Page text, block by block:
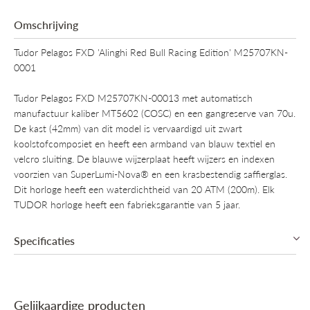
Omschrijving
Tudor Pelagos FXD 'Alinghi Red Bull Racing Edition' M25707KN-
0001
Tudor Pelagos FXD M25707KN-00013 met automatisch
manufactuur kaliber MT5602 (COSC) en een gangreserve van 70u.
De kast (42mm) van dit model is vervaardigd uit zwart
koolstofcomposiet en heeft een armband van blauw textiel en
velcro sluiting. De blauwe wijzerplaat heeft wijzers en indexen
voorzien van SuperLumi-Nova® en een krasbestendig saffierglas.
Dit horloge heeft een waterdichtheid van 20 ATM (200m). Elk
TUDOR horloge heeft een fabrieksgarantie van 5 jaar.
Specificaties
Mechanisme
Automatisch mechanisch, Manufactuur
Gelijkaardige producten